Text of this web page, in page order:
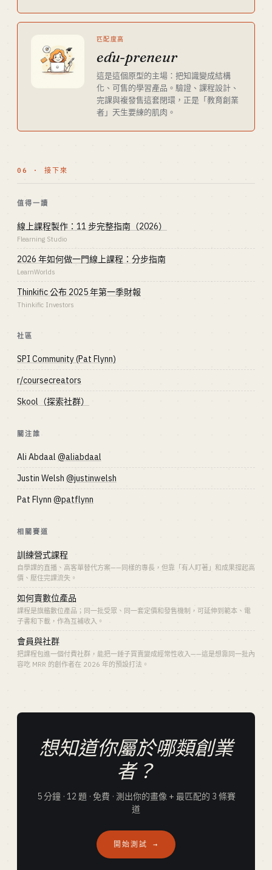
匹配度高
edu-preneur
這是這個原型的主場：把知識變成結構
化、可售的學習產品。驗證、課程設計、
完課與複發售這套閉環，正是「教育創業
者」天生要練的肌肉。
06 · 接下來
值得一讀
線上課程製作：11 步完整指南（2026）
Flearning Studio
2026 年如何做一門線上課程：分步指南
LearnWorlds
Thinkific 公布 2025 年第一季財報
Thinkific Investors
社區
SPI Community (Pat Flynn)
r/coursecreators
Skool（探索社群）
關注誰
Ali Abdaal @aliabdaal
Justin Welsh @justinwelsh
Pat Flynn @patflynn
相關賽道
訓練營式課程
自學課的直播、高客單替代方案——同樣的專長，但靠「有人盯著」和成果撐起高
價、壓住完課流失。
如何賣數位產品
課程是旗艦數位產品；同一批受眾、同一套定價和發售機制，可延伸到範本、電
子書和下載，作為互補收入。
會員與社群
把課程包進一個付費社群，能把一錘子買賣變成經常性收入——這是想靠同一批內
容吃 MRR 的創作者在 2026 年的預設打法。
想知道你屬於哪類創業
者？
5 分鐘 · 12 題 · 免費 · 測出你的畫像 + 最匹配的 3 條賽
道
開始測試 →